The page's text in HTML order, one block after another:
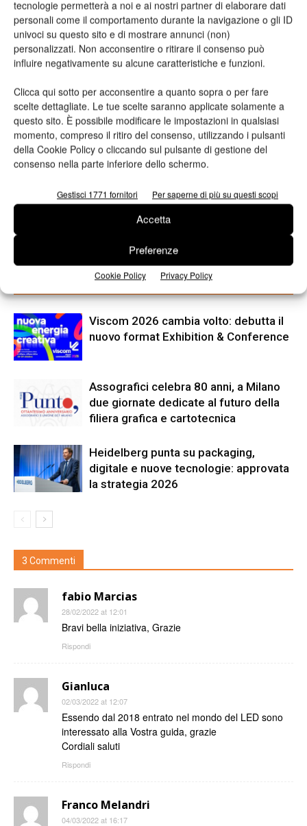
tecnologie permetterà a noi e ai nostri partner di elaborare dati
personali come il comportamento durante la navigazione o gli ID
univoci su questo sito e di mostrare annunci (non)
personalizzati. Non acconsentire o ritirare il consenso può
influire negativamente su alcune caratteristiche e funzioni.
Clicca qui sotto per acconsentire a quanto sopra o per fare
scelte dettagliate. Le tue scelte saranno applicate solamente a
questo sito. È possibile modificare le impostazioni in qualsiasi
momento, compreso il ritiro del consenso, utilizzando i pulsanti
della Cookie Policy o cliccando sul pulsante di gestione del
consenso nella parte inferiore dello schermo.
Gestisci 1771 fornitori Per saperne di più su questi scopi
Accetta
Preferenze
Cookie Policy Privacy Policy
Articolo precedente
Epson, il digitale sulla pelle
Prossimo articolo
Grafica Nappa, stampati
nobilitati in modo industriale
con Heidelberg
Viscom 2026 cambia volto: debutta il
nuovo format Exhibition & Conference
Assografici celebra 80 anni, a Milano
due giornate dedicate al futuro della
filiera grafica e cartotecnica
Heidelberg punta su packaging,
digitale e nuove tecnologie: approvata
la strategia 2026
3 Commenti
fabio Marcias
28/02/2022 at 12:01
Bravi bella iniziativa, Grazie
Rispondi
Gianluca
02/03/2022 at 12:07
Essendo dal 2018 entrato nel mondo del LED sono
interessato alla Vostra guida, grazie
Cordiali saluti
Rispondi
Franco Melandri
04/03/2022 at 16:17